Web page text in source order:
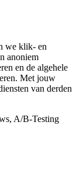
we klik- en
anoniem
en de algehele
Met jouw
van derden
A/B-Testing